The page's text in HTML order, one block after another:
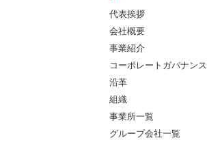
代表挨拶
会社概要
事業紹介
コーポレートガバナンス
沿革
組織
事業所一覧
グループ会社一覧